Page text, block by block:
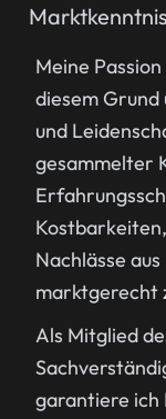
Meine
diesem Grund
und
gesammelter
Nachlässe
marktgerecht
Als Mitglied
garantiere ich